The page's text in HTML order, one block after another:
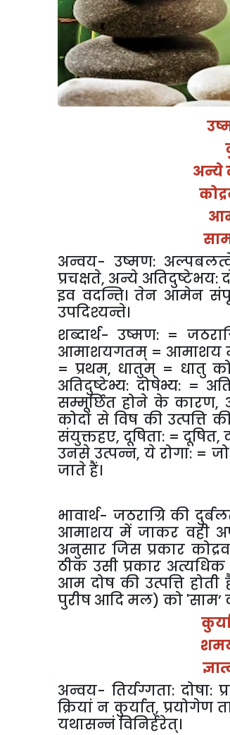
अन्ये
अन्वय- उष्मण:
प्रचक्षते, अन्ये अतिदुष्टेभय:
इव वदन्ति। तेन आमेन
उपदिश्यन्ते।
शब्दार्थ- उष्मण: =
आमाशयगतम् = आमाशय में
= प्रथम, धातुम् = धातु
अतिदुष्टेभ्य: दोषेभ्य: =
सम्मूर्छित होने के कारण,
कोदो से विष की उत्पत्ति
संयुक्तहए,दूषिता: = दूषित,
उनसे उत्पन्न,ये रोगा: =
जाते हैं।
भावार्थ- जठराग्रि की
आमाशय में जाकर वही
अनुसार जिस प्रकार
ठीक उसी प्रकार
आम दोष की उत्पत्ति
पुरीष आदि मल) को 'साम’
अन्वय- तिर्यग्गता: दोषा:
क्रियां न कुर्यात्,प्रयोगेण
यथासन्नं विनिर्हरेत्।